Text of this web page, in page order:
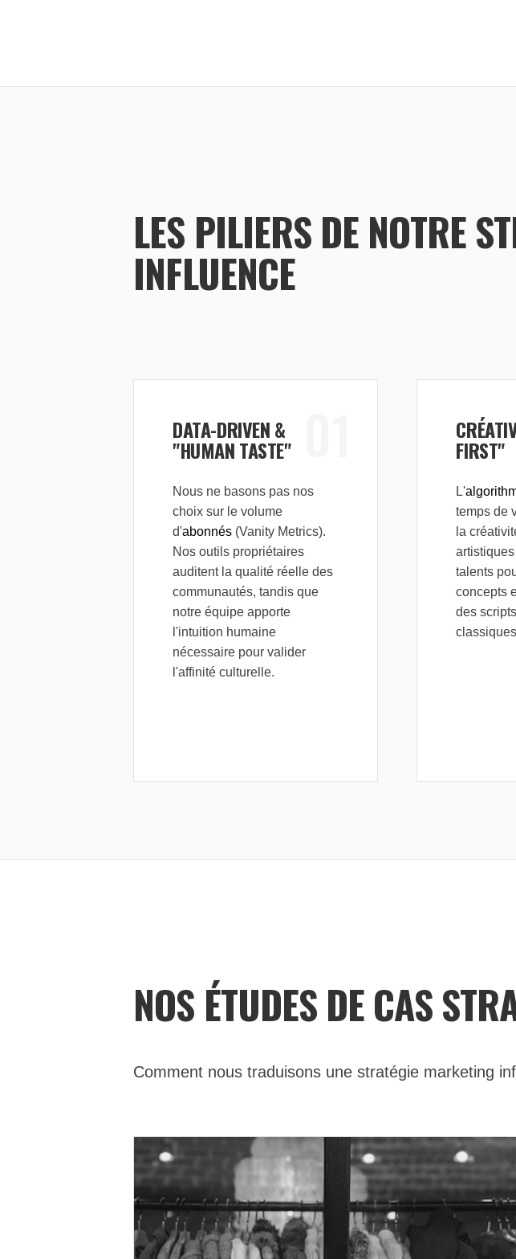
LES PILIERS DE NOTRE
INFLUENCE
DATA-DRIVEN &
"HUMAN TASTE"
Nous ne basons pas nos
choix sur le volume
d'abonnés (Vanity Metrics).
Nos outils propriétaires
auditent la qualité réelle des
communautés, tandis que
notre équipe apporte
l'intuition humaine
nécessaire pour valider
l'affinité culturelle.
FIRST"
L'
temps de
la
talents
concepts
des
NOS ÉTUDES DE CAS
Comment nous traduisons une stratégie marketing